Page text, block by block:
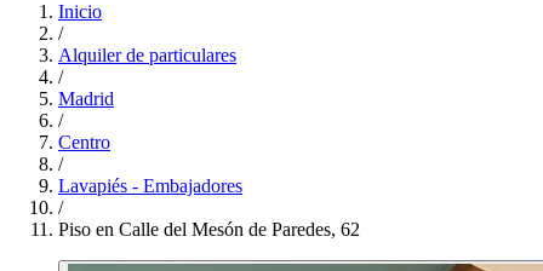
Inicio
/
Alquiler de particulares
/
Madrid
/
Centro
/
Lavapiés - Embajadores
/
Piso en Calle del Mesón de Paredes, 62